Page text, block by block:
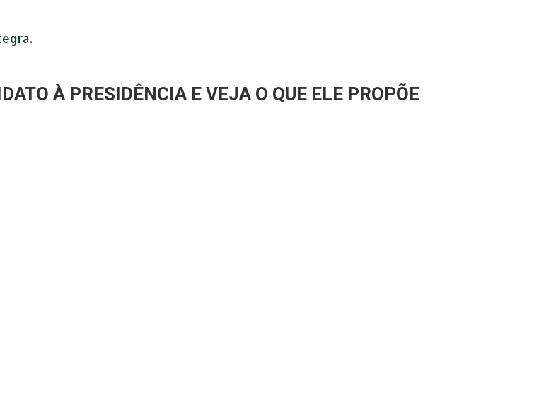
À PRESIDÊNCIA E VEJA O QUE ELE PROPÕE